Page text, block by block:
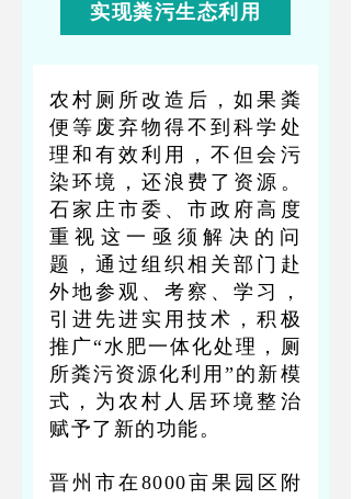
实现粪污生态利用
农村厕所改造后，如果粪
便等废弃物得不到科学处
理和有效利用，不但会污
染环境，还浪费了资源。
石家庄市委、市政府高度
重视这一亟须解决的问
题，通过组织相关部门赴
外地参观、考察、学习，
引进先进实用技术，积极
推广“水肥一体化处理，厕
所粪污资源化利用”的新模
式，为农村人居环境整治
赋予了新的功能。
晋州市在8000亩果园区附